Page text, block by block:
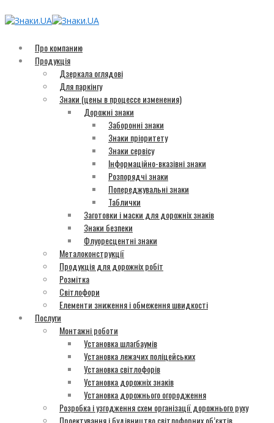
Про компанию
Продукція
Дзеркала оглядові
Для паркінгу
Знаки (цены в процессе изменения)
Дорожні знаки
Заборонні знаки
Знаки пріоритету
Знаки сервісу
Інформаційно-вказівні знаки
Розпорядчі знаки
Попереджувальні знаки
Таблички
Заготовки і маски для дорожніх знаків
Знаки безпеки
Флуоресцентні знаки
Металоконструкції
Продукція для дорожніх робіт
Розмітка
Світлофори
Елементи зниження і обмеження швидкості
Послуги
Монтажні роботи
Установка шлагбаумів
Установка лежачих поліцейських
Установка світлофорів
Установка дорожніх знаків
Установка дорожнього огородження
Розробка і узгодження схем організації дорожнього руху
Проектування і будівництво світлофорних об’єктів